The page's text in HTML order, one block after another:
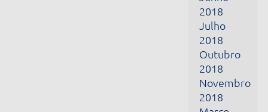
2018
Março
2019
Abril
2019
Maio
2019
Junho